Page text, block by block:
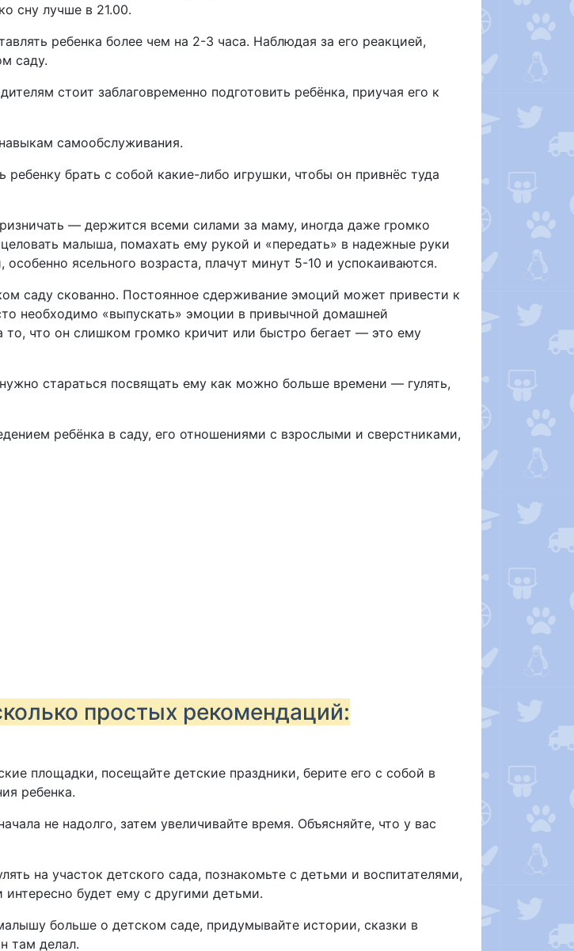
сну лучше в 21.00.
ребенка более чем на 2-3 часа. Наблюдая за его реакцией,
саду.
стоит заблаговременно подготовить ребёнка, приучая его к
самообслуживания.
брать с собой какие-либо игрушки, чтобы он привнёс туда
— держится всеми силами за маму, иногда даже громко
малыша, помахать ему рукой и «передать» в надежные руки
ясельного возраста, плачут минут 5-10 и успокаиваются.
саду скованно. Постоянное сдерживание эмоций может привести к
необходимо «выпускать» эмоции в привычной домашней
что он слишком громко кричит или быстро бегает — это ему
стараться посвящать ему как можно больше времени — гулять,
ребёнка в саду, его отношениями с взрослыми и сверстниками,
простых рекомендаций:
площадки, посещайте детские праздники, берите его с собой в
ребенка.
не надолго, затем увеличивайте время. Объясняйте, что у вас
на участок детского сада, познакомьте с детьми и воспитателями,
интересно будет ему с другими детьми.
больше о детском саде, придумывайте истории, сказки в
там делал.